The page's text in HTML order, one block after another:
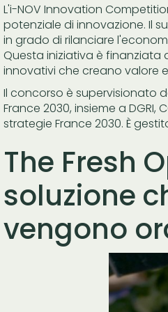
L'i-NOV Innovation
potenziale di innovazione. Il
in grado di rilanciare
Questa iniziativa è finanziata
innovativi che creano valore
Il concorso è supervisionato
France 2030, insieme a DGRI,
strategie France 2030. È
The Fresh
soluzione
vengono